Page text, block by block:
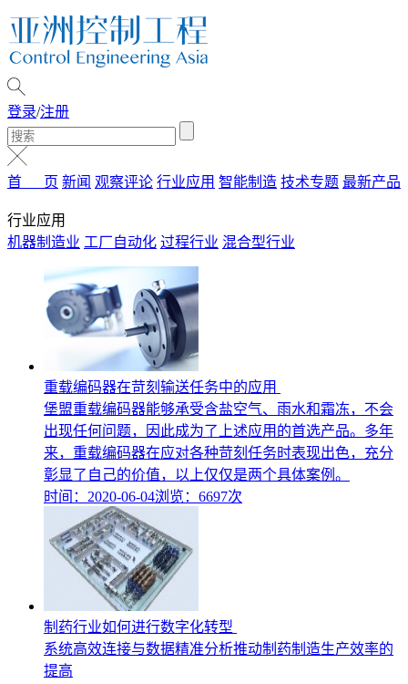
登录/注册
首 页 新闻 观察评论 行业应用 智能制造 技术专题 最新产品
行业应用
机器制造业 工厂自动化 过程行业 混合型行业
重载编码器在苛刻输送任务中的应用
堡盟重载编码器能够承受含盐空气、雨水和霜冻，不会
出现任何问题，因此成为了上述应用的首选产品。多年
来，重载编码器在应对各种苛刻任务时表现出色，充分
彰显了自己的价值，以上仅仅是两个具体案例。
时间：2020-06-04浏览：6697次
制药行业如何进行数字化转型
系统高效连接与数据精准分析推动制药制造生产效率的
提高